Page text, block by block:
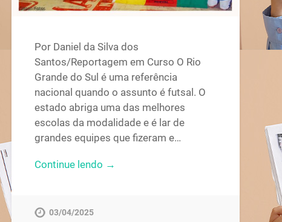
Por Daniel da Silva dos
Santos/Reportagem em Curso O Rio
Grande do Sul é uma referência
nacional quando o assunto é futsal. O
estado abriga uma das melhores
escolas da modalidade e é lar de
grandes equipes que fizeram e…
Continue lendo →
03/04/2025